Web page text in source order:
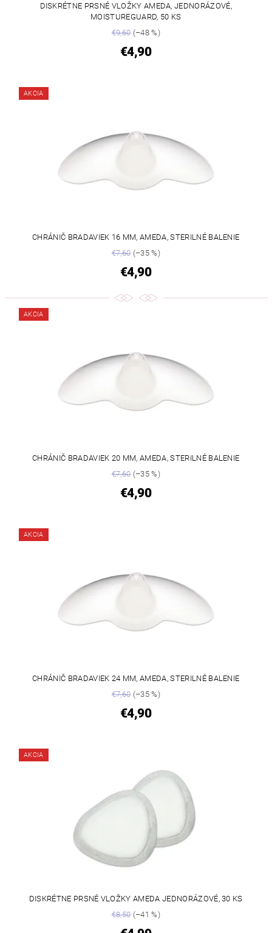
DISKRÉTNE PRSNÉ VLOŽKY AMEDA, JEDNORÁZOVÉ,
MOISTUREGUARD, 50 KS
€9,60(–48 %)
€4,90
AKCIA
CHRÁNIČ BRADAVIEK 16 MM, AMEDA, STERILNÉ BALENIE
€7,60(–35 %)
€4,90
AKCIA
CHRÁNIČ BRADAVIEK 20 MM, AMEDA, STERILNÉ BALENIE
€7,60(–35 %)
€4,90
AKCIA
CHRÁNIČ BRADAVIEK 24 MM, AMEDA, STERILNÉ BALENIE
€7,60(–35 %)
€4,90
AKCIA
DISKRÉTNE PRSNÉ VLOŽKY AMEDA JEDNORÁZOVÉ, 30 KS
€8,50(–41 %)